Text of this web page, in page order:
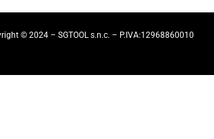
© 2024 – SGTOOL s.n.c. – P.IVA:12968860010